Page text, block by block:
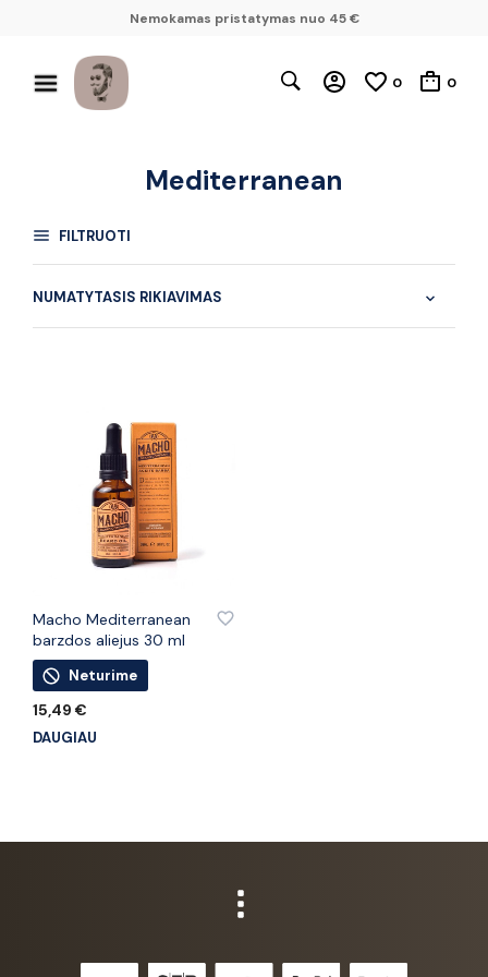
Nemokamas pristatymas nuo 45 €
0 0
Mediterranean
FILTRUOTI
Macho Mediterranean
barzdos aliejus 30 ml
Neturime
15,49 €
DAUGIAU